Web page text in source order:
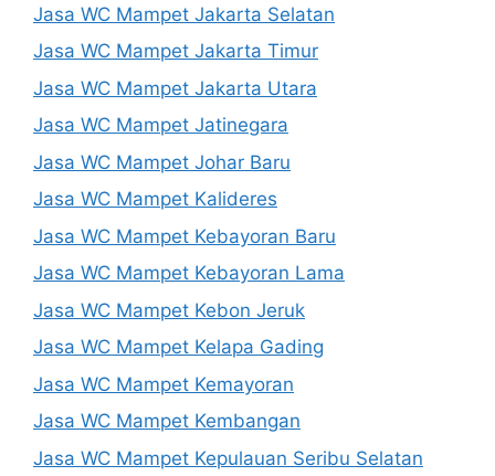
Jasa WC Mampet Jakarta Selatan
Jasa WC Mampet Jakarta Timur
Jasa WC Mampet Jakarta Utara
Jasa WC Mampet Jatinegara
Jasa WC Mampet Johar Baru
Jasa WC Mampet Kalideres
Jasa WC Mampet Kebayoran Baru
Jasa WC Mampet Kebayoran Lama
Jasa WC Mampet Kebon Jeruk
Jasa WC Mampet Kelapa Gading
Jasa WC Mampet Kemayoran
Jasa WC Mampet Kembangan
Jasa WC Mampet Kepulauan Seribu Selatan